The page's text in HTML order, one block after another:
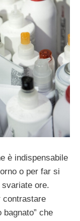
è indispensabile
o per far si
ore.
contrastare
bagnato” che